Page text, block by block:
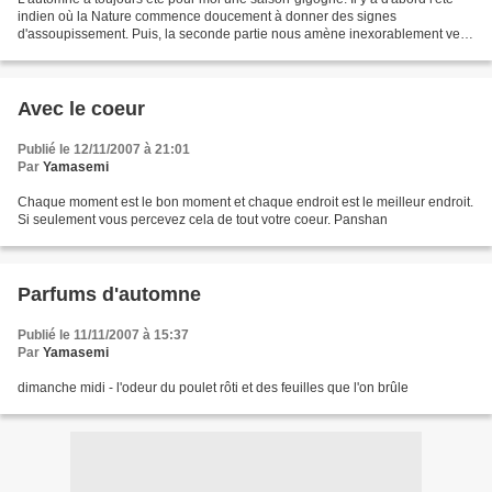
indien où la Nature commence doucement à donner des signes
d'assoupissement. Puis, la seconde partie nous amène inexorablement vers
Avec le coeur
Publié le 12/11/2007 à 21:01
Par Yamasemi
Chaque moment est le bon moment et chaque endroit est le meilleur endroit.
Si seulement vous percevez cela de tout votre coeur. Panshan
Parfums d'automne
Publié le 11/11/2007 à 15:37
Par Yamasemi
dimanche midi - l'odeur du poulet rôti et des feuilles que l'on brûle